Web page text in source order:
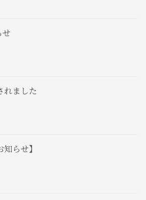
れました
知らせ】